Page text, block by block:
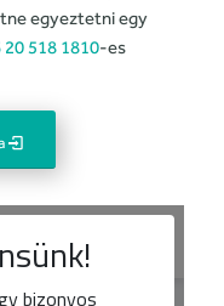
egyeztetni egy
20 518 1810-es